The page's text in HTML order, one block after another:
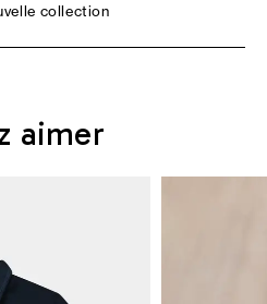
collection
aimer